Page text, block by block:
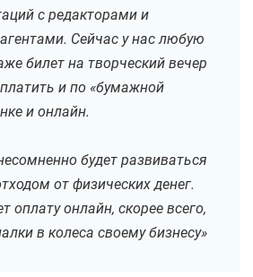
с редакторами и
Сейчас у нас любую
билет на творческий вечер
и по «бумажной
и онлайн.
будет развиваться
от физических денег.
оплату онлайн, скорее всего,
в колеса своему бизнесу»